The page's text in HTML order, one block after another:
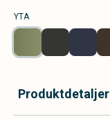
YTA
Produktdetaljer